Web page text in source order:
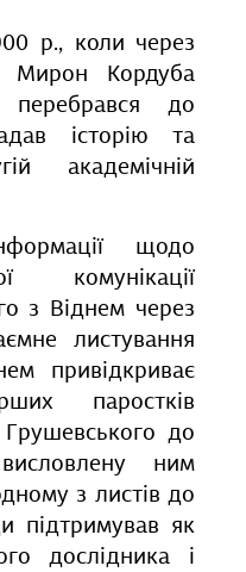
р., коли через
Мирон Кордуба
до
історію та
академічній
щодо
комунікації
з Віднем через
листування
привідкриває
паростків
до
ним
з листів до
підтримував як
дослідника і